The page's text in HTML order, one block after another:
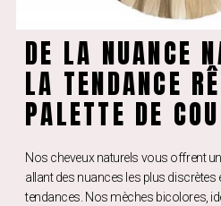
DE LA NUANCE
LA TENDANCE
PALETTE DE
Nos cheveux naturels vous offrent
allant des nuances les plus discrètes
tendances. Nos mèches bicolores,